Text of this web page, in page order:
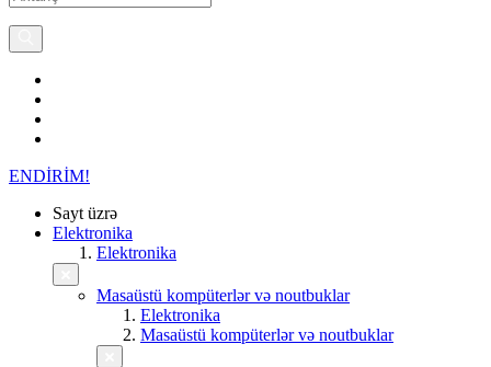
ENDİRİM!
Sayt üzrə
Elektronika
Elektronika
Masaüstü kompüterlər və noutbuklar
Elektronika
Masaüstü kompüterlər və noutbuklar